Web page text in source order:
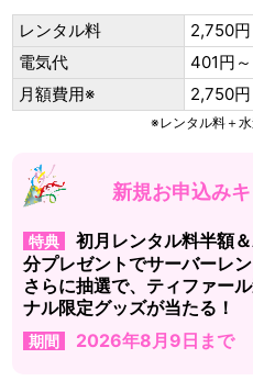
レンタル料
2,750円
電気代
401円～
月額費用※
2,750
※レンタル料＋
新規お申込み
特典
初月レンタル料半額
分プレゼントでサーバーレ
さらに抽選で、ティファー
ナル限定グッズが当たる！
期間 2026年8月9日まで